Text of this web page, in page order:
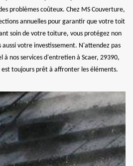
problèmes coûteux. Chez MS Couverture,
annuelles pour garantir que votre toit
soin de votre toiture, vous protégez non
votre investissement. N'attendez pas
nos services d'entretien à Scaer, 29390,
toujours prêt à affronter les éléments.